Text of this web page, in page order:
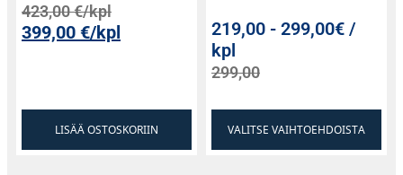
423,00€/kpl
399,00€/kpl
LISÄÄ OSTOSKORIIN
219,00 -299,00€ /
kpl
299,00
VALITSE VAIHTOEHDOISTA